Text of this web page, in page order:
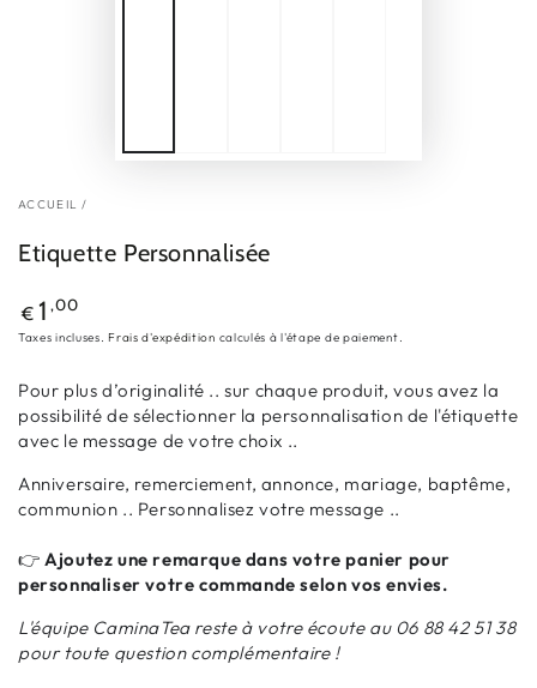
ACCUEIL /
Etiquette Personnalisée
Prix
normal
€ 1 ,00
Taxes incluses.Frais d'expédition calculés à l'étape de paiement.
Pour plus d’originalité .. sur chaque produit, vous avez la
possibilité de sélectionner la personnalisation de l'étiquette
avec le message de votre choix ..
Anniversaire, remerciement, annonce, mariage, baptême,
communion .. Personnalisez votre message ..
👉Ajoutez une remarque dans votre panier pour
personnaliser votre commande selon vos envies.
L'équipe CaminaTea reste à votre écoute au 06 88 42 51 38
pour toute question complémentaire !